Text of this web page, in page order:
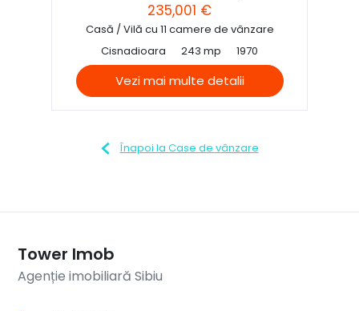
235,001 €
Casă / Vilă cu 11 camere de vânzare
Cisnadioara
243 mp 1970
Vezi mai multe detalii
Înapoi la Case de vânzare
Tower Imob
Agenție imobiliară Sibiu